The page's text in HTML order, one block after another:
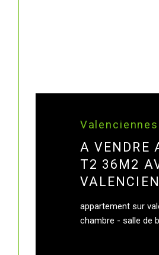
A VENDRE
T2 36M2
appartement sur
chambre - salle de